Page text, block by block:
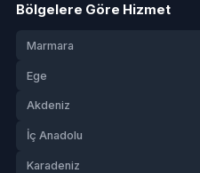
Bölgelere Göre Hizmet
Marmara
Ege
Akdeniz
İç Anadolu
Karadeniz